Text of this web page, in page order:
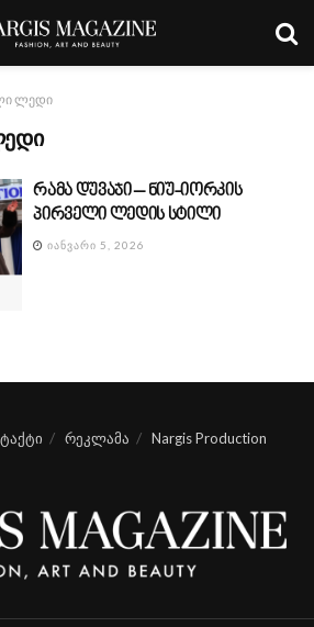
ლედი
რამა დუვაჯი – ნიუ-იორკის
პირველი ლედის სტილი
ᲘᲐᲜᲕᲐᲠᲘ 5, 2026
რეკლამა Nargis Production